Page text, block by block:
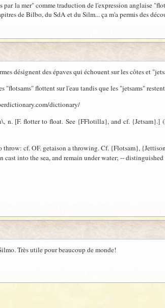
par la mer" comme traduction de l'expression anglaise
de Bilbo, du SdA et du Silm... ça m'a permis des
désignent des épaves qui échouent sur les côtes et
"flotsams" flottent sur l'eau tandis que les "jetsams"
dictionary/
n. [F. flotter to float. See {FFlotilla}, and cf.
throw: cf. OF. getaison a throwing. Cf. {Flotsam},
cast into the sea, and remain under water; --
Très utile pour beaucoup de monde!